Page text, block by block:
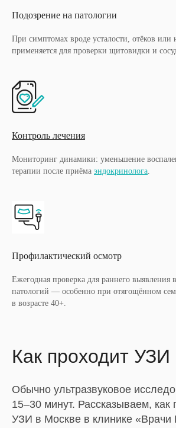
Подозрение на патологии
При симптомах вроде усталости, отёков
применяется для проверки щитовидки и
Контроль лечения
Мониторинг динамики: уменьшение
терапии после приёма эндокринолога
Профилактический осмотр
Ежегодная проверка для раннего выявления
патологий — особенно при отягощённом
в возрасте 40+.
Как проходит УЗИ
Обычно ультразвуковое
15–30 минут. Рассказываем, как
УЗИ в Москве в клинике «Врачи